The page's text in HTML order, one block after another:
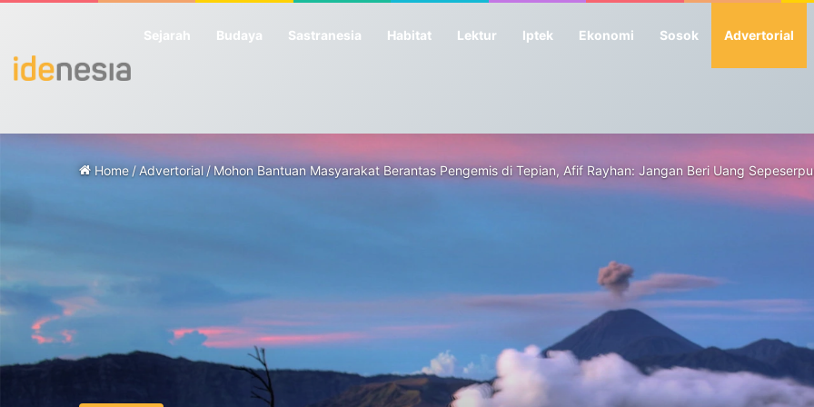
Sejarah Budaya Sastranesia Habitat Lektur Iptek Ekonomi Sosok Advertorial
Home / Advertorial /Mohon Bantuan Masyarakat Berantas Pengemis di Tepian, Afif Rayhan: Jangan Beri Uang